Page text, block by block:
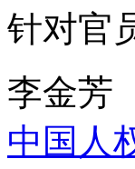
针对官
李金芳
中国人